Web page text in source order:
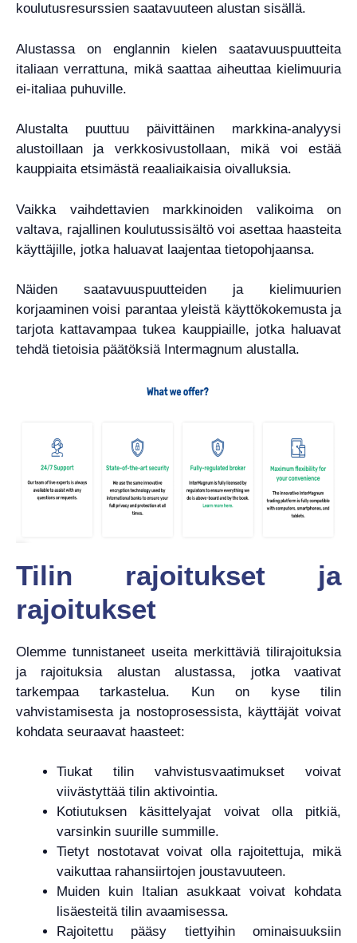
koulutusresurssien saatavuuteen alustan sisällä.
Alustassa on englannin kielen saatavuuspuutteita
italiaan verrattuna, mikä saattaa aiheuttaa kielimuuria
ei-italiaa puhuville.
Alustalta puuttuu päivittäinen markkina-analyysi
alustoillaan ja verkkosivustollaan, mikä voi estää
kauppiaita etsimästä reaaliaikaisia ​​oivalluksia.
Vaikka vaihdettavien markkinoiden valikoima on
valtava, rajallinen koulutussisältö voi asettaa haasteita
käyttäjille, jotka haluavat laajentaa tietopohjaansa.
Näiden saatavuuspuutteiden ja kielimuurien
korjaaminen voisi parantaa yleistä käyttökokemusta ja
tarjota kattavampaa tukea kauppiaille, jotka haluavat
tehdä tietoisia päätöksiä Intermagnum alustalla.
Tilin rajoitukset ja
rajoitukset
Olemme tunnistaneet useita merkittäviä tilirajoituksia
ja rajoituksia alustan alustassa, jotka vaativat
tarkempaa tarkastelua. Kun on kyse tilin
vahvistamisesta ja nostoprosessista, käyttäjät voivat
kohdata seuraavat haasteet:
Tiukat tilin vahvistusvaatimukset voivat
viivästyttää tilin aktivointia.
Kotiutuksen käsittelyajat voivat olla pitkiä,
varsinkin suurille summille.
Tietyt nostotavat voivat olla rajoitettuja, mikä
vaikuttaa rahansiirtojen joustavuuteen.
Muiden kuin Italian asukkaat voivat kohdata
lisäesteitä tilin avaamisessa.
Rajoitettu pääsy tiettyihin ominaisuuksiin